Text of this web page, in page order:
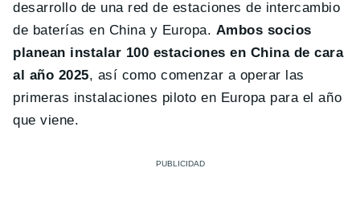
desarrollo de una red de estaciones de intercambio
de baterías en China y Europa. Ambos socios
planean instalar 100 estaciones en China de cara
al año 2025, así como comenzar a operar las
primeras instalaciones piloto en Europa para el año
que viene.